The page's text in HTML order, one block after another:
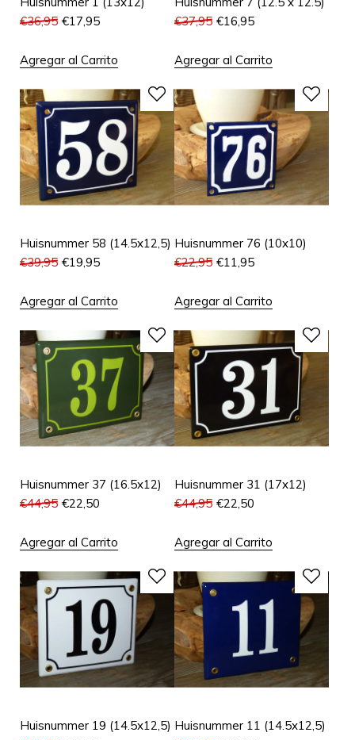
€36,95 €17,95
Agregar al Carrito
€37,95 €16,95
Agregar al Carrito
Huisnummer 58 (14.5x12,5)
€39,95 €19,95
Agregar al Carrito
Huisnummer 76 (10x10)
€22,95 €11,95
Agregar al Carrito
Huisnummer 37 (16.5x12)
€44,95 €22,50
Agregar al Carrito
Huisnummer 31 (17x12)
€44,95 €22,50
Agregar al Carrito
Huisnummer 19 (14.5x12,5) Huisnummer 11 (14.5x12,5)